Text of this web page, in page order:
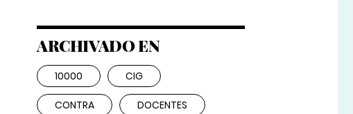
ARCHIVADO EN
10000 CIG
CONTRA DOCENTES